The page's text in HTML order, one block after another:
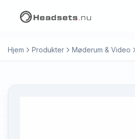
Hjem Produkter Møderum & Video